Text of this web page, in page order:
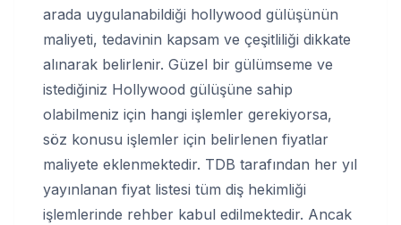
arada uygulanabildiği hollywood gülüşünün
maliyeti, tedavinin kapsam ve çeşitliliği dikkate
alınarak belirlenir. Güzel bir gülümseme ve
istediğiniz Hollywood gülüşüne sahip
olabilmeniz için hangi işlemler gerekiyorsa,
söz konusu işlemler için belirlenen fiyatlar
maliyete eklenmektedir. TDB tarafından her yıl
yayınlanan fiyat listesi tüm diş hekimliği
işlemlerinde rehber kabul edilmektedir. Ancak